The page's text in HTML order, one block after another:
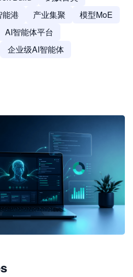
能港 产业集聚
模型MoE
AI智能体平台
企业级AI智能体
工作台